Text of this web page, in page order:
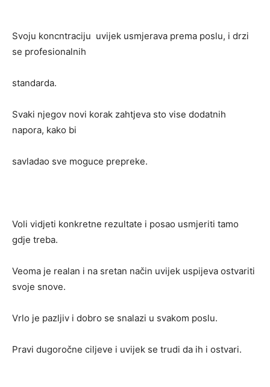
Svoju koncntraciju uvijek usmjerava prema poslu, i drzi
se profesionalnih
standarda.
Svaki njegov novi korak zahtjeva sto vise dodatnih
napora, kako bi
savladao sve moguce prepreke.
Voli vidjeti konkretne rezultate i posao usmjeriti tamo
gdje treba.
Veoma je realan i na sretan način uvijek uspijeva ostvariti
svoje snove.
Vrlo je pazljiv i dobro se snalazi u svakom poslu.
Pravi dugoročne ciljeve i uvijek se trudi da ih i ostvari.